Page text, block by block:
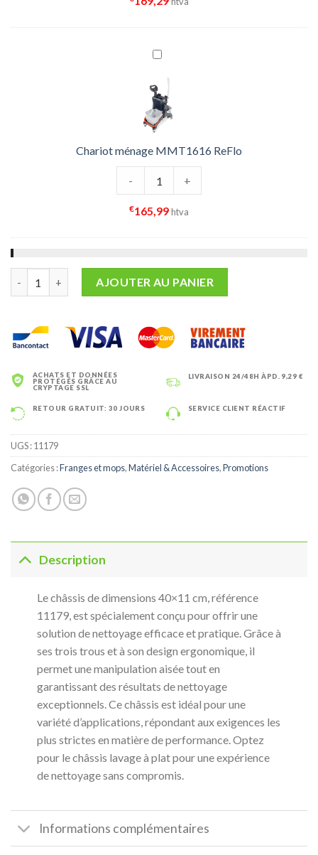
Chariot ménage MMT1616 ReFlo
- +
€165,99htva
AJOUTER AU PANIER
ACHATS ET DONNÉES
PROTÉGÉS GRÂCE AU
CRYPTAGE SSL
LIVRAISON 24/48H ÀPD. 9,29 €
RETOUR GRATUIT: 30 JOURS SERVICE CLIENT RÉACTIF
UGS :11179
Catégories :Franges et mops,Matériel & Accessoires,Promotions
Description
Le châssis de dimensions 40×11 cm, référence
11179, est spécialement conçu pour offrir une
solution de nettoyage efficace et pratique. Grâce à
ses trois trous et à son design ergonomique, il
permet une manipulation aisée tout en
garantissant des résultats de nettoyage
exceptionnels. Ce châssis est idéal pour une
variété d’applications, répondant aux exigences les
plus strictes en matière de performance. Optez
pour le châssis lavage à plat pour une expérience
de nettoyage sans compromis.
Informations complémentaires